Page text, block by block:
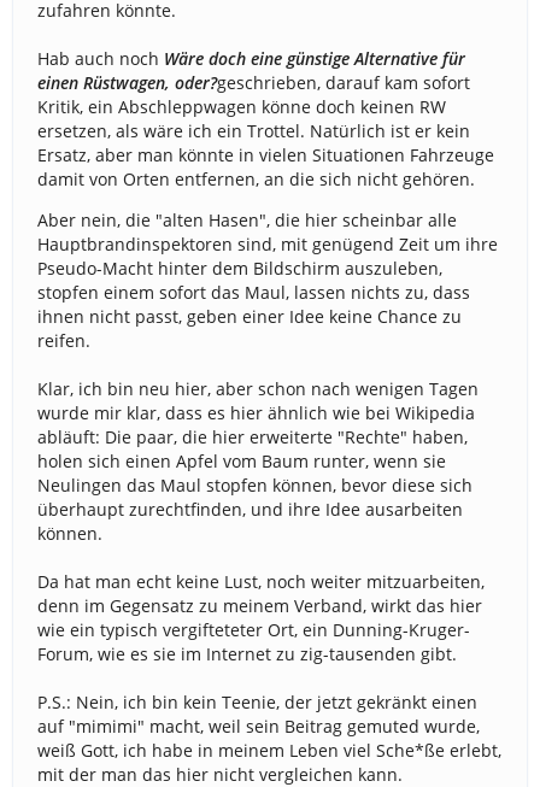
zufahren könnte.
Hab auch noch Wäre doch eine günstige Alternative für
einen Rüstwagen, oder?geschrieben, darauf kam sofort
Kritik, ein Abschleppwagen könne doch keinen RW
ersetzen, als wäre ich ein Trottel. Natürlich ist er kein
Ersatz, aber man könnte in vielen Situationen Fahrzeuge
damit von Orten entfernen, an die sich nicht gehören.
Aber nein, die "alten Hasen", die hier scheinbar alle
Hauptbrandinspektoren sind, mit genügend Zeit um ihre
Pseudo-Macht hinter dem Bildschirm auszuleben,
stopfen einem sofort das Maul, lassen nichts zu, dass
ihnen nicht passt, geben einer Idee keine Chance zu
reifen.
Klar, ich bin neu hier, aber schon nach wenigen Tagen
wurde mir klar, dass es hier ähnlich wie bei Wikipedia
abläuft: Die paar, die hier erweiterte "Rechte" haben,
holen sich einen Apfel vom Baum runter, wenn sie
Neulingen das Maul stopfen können, bevor diese sich
überhaupt zurechtfinden, und ihre Idee ausarbeiten
können.
Da hat man echt keine Lust, noch weiter mitzuarbeiten,
denn im Gegensatz zu meinem Verband, wirkt das hier
wie ein typisch vergifteteter Ort, ein Dunning-Kruger-
Forum, wie es sie im Internet zu zig-tausenden gibt.
P.S.: Nein, ich bin kein Teenie, der jetzt gekränkt einen
auf "mimimi" macht, weil sein Beitrag gemuted wurde,
weiß Gott, ich habe in meinem Leben viel Sche*ße erlebt,
mit der man das hier nicht vergleichen kann.